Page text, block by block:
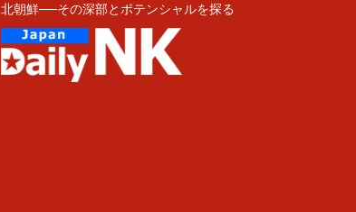
北朝鮮──その深部とポテンシャルを探る